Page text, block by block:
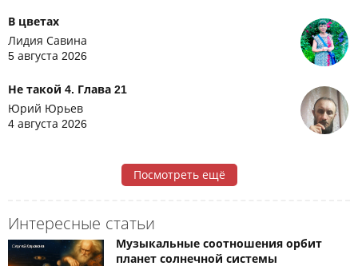
В цветах
Лидия Савина
5 августа 2026
Не такой 4. Глава 21
Юрий Юрьев
4 августа 2026
Посмотреть ещё
Интересные статьи
Музыкальные соотношения орбит
планет солнечной системы